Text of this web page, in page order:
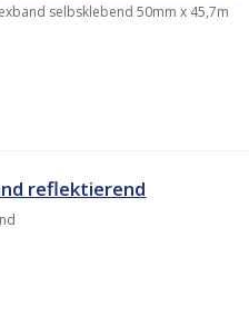
selbsklebend 50mm x 45,7m
reflektierend